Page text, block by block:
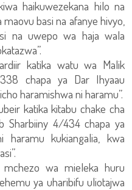
haikuwezekana hilo na
basi na afanye hivyo,
na uwepo wa haja wala
katika watu wa Malik
chapa ya Dar Ihyaau
haramishwa ni haramu”.
katika kitabu chake cha
Sharbiiny 4/434 chapa ya
kukiangalia, kwa
mchezo wa mieleka huru
ya uharibifu uliotajwa